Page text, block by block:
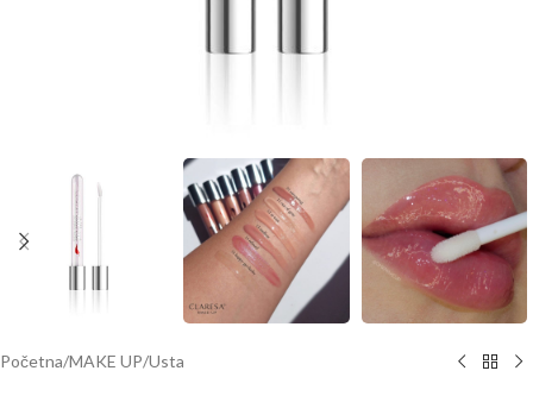
Početna/MAKE UP/Usta